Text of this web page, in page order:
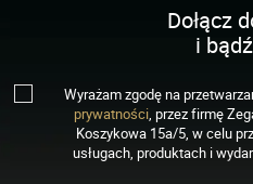
Władysław Meller
rekordy:
Kalendarium
Dołącz
i
Wyrażam zgodę na
prywatności, przez firmę
Koszykowa 15a/5, w celu
usługach, produktach i